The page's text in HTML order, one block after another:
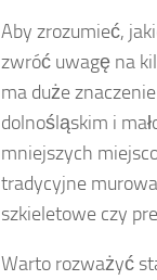
Aby zrozumieć,
zwróć uwagę na
ma duże
dolnośląskim i
mniejszych
tradycyjne
szkieletowe czy
Warto rozważyć